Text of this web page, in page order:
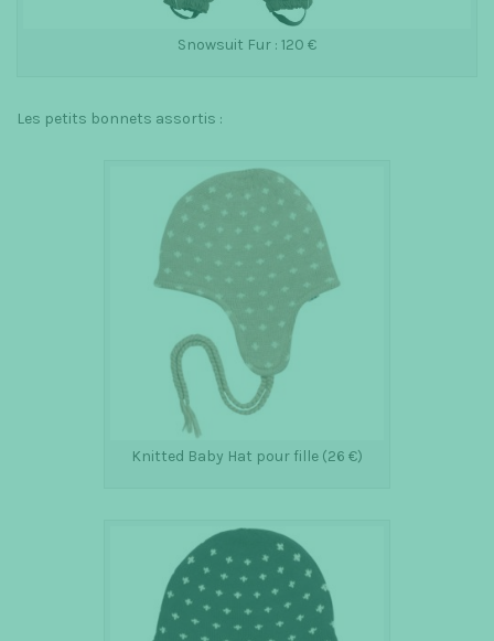
Snowsuit Fur : 120 €
Les petits bonnets assortis :
Knitted Baby Hat pour fille (26 €)